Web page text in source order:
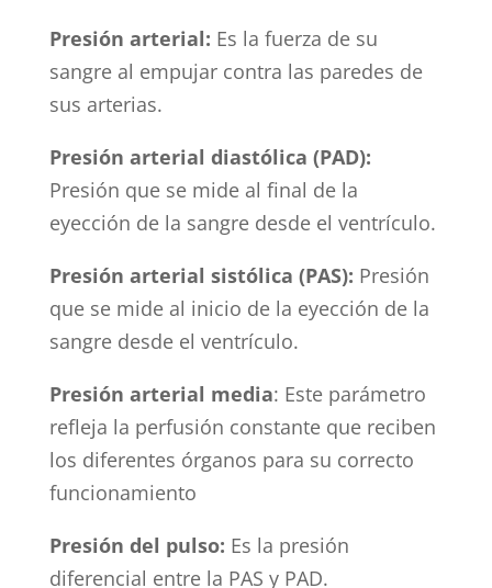
Presión arterial: Es la fuerza de su
sangre al empujar contra las paredes de
sus arterias.
Presión arterial diastólica (PAD):
Presión que se mide al final de la
eyección de la sangre desde el ventrículo.
Presión arterial sistólica (PAS): Presión
que se mide al inicio de la eyección de la
sangre desde el ventrículo.
Presión arterial media: Este parámetro
refleja la perfusión constante que reciben
los diferentes órganos para su correcto
funcionamiento
Presión del pulso: Es la presión
diferencial entre la PAS y PAD.